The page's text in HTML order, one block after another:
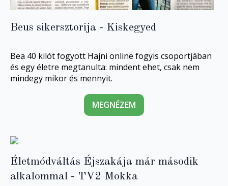
Beus sikersztorija - Kiskegyed
Bea 40 kilót fogyott Hajni online fogyis csoportjában
és egy életre megtanulta: mindent ehet, csak nem
mindegy mikor és mennyit.
MEGNÉZEM
Életmódváltás Éjszakája már második
alkalommal - TV2 Mokka